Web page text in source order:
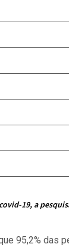
19, a
95,2% das